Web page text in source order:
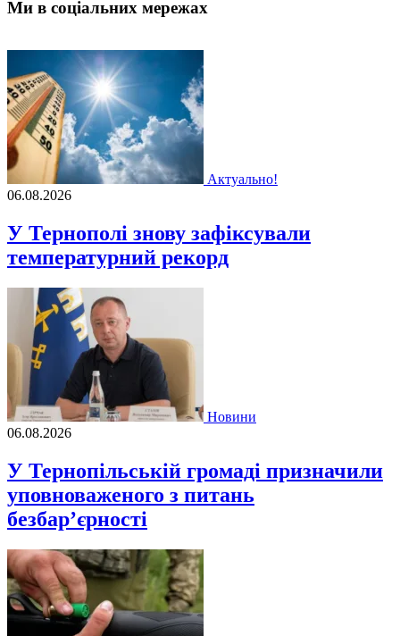
Ми в соціальних мережах
Актуально!
06.08.2026
У Тернополі знову зафіксували
температурний рекорд
Новини
06.08.2026
У Тернопільській громаді призначили
уповноваженого з питань
безбар’єрності